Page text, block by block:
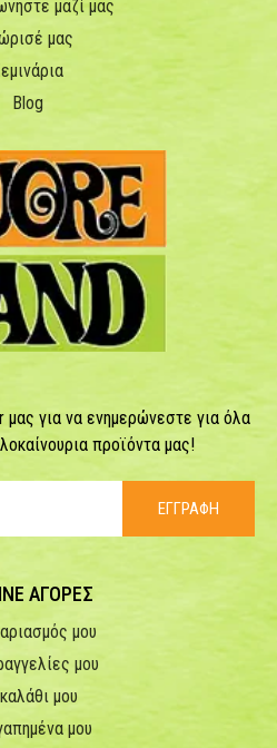
μαζί μας
μας
Blog
για να ενημερώνεστε για όλα
προϊόντα μας!
ΕΓΓΡΑΦΗ
ΑΓΟΡΕΣ
μου
μου
μου
μου